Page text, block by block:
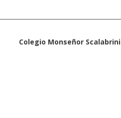
Colegio Monseñor Scalabrini